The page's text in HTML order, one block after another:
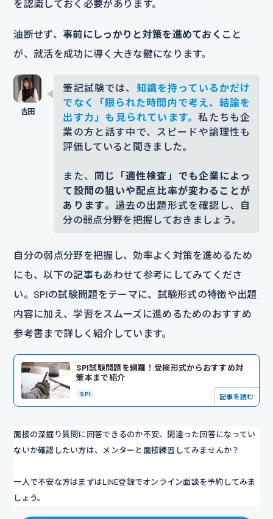
を認識しておく必要があります。
油断せず、 事前にしっかりと対策を進めておく こと
が、就活を成功に導く大きな鍵になります。
筆記試験では、 知識を持っているかだけ
でなく「限られた時間内で考え、結論を
出す力」も見られています。私たちも企
業の方と話す中で、スピードや論理性も
評価していると聞きました。
また、 同じ「適性検査」でも企業によっ
て設問の狙いや配点比率が変わることが
あります。過去の出題形式を確認し、自
分の弱点分野を把握しておきましょう。
自分の弱点分野を把握し、効率よく対策を進めるため
にも、以下の記事もあわせて参考にしてみてくださ
い。SPIの試験問題をテーマに、試験形式の特徴や出題
内容に加え、学習をスムーズに進めるためのおすすめ
参考書まで詳しく紹介しています。
SPI試験問題を網羅！受検形式からおすすめ対
策本まで紹介
SPI 記事を読む
面接の深掘り質問に回答できるのか不安、間違った回答になってい
ないか確認したい方は、メンターと面接練習してみませんか？
一人で不安な方はまずはLINE登録でオンライン面談を予約してみま
しょう。